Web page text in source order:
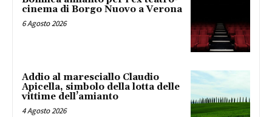
cinema di Borgo Nuovo a Verona
6 Agosto 2026
Addio al maresciallo Claudio
Apicella, simbolo della lotta delle
vittime dell’amianto
4 Agosto 2026